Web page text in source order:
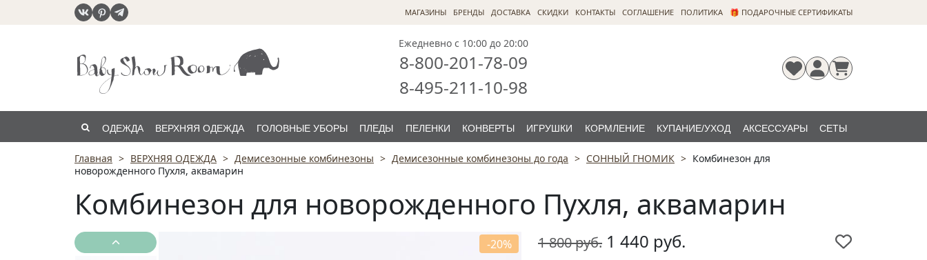
МАГАЗИНЫ БРЕНДЫ ДОСТАВКА СКИДКИ КОНТАКТЫ CОГЛАШЕНИЕ ПОЛИТИКА 🎁 ПОДАРОЧНЫЕ СЕРТИФИКАТЫ
Ежедневно с 10:00 до 20:00
8-800-201-78-09
8-495-211-10-98
ОДЕЖДА ВЕРХНЯЯ ОДЕЖДА ГОЛОВНЫЕ УБОРЫ ПЛЕДЫ ПЕЛЕНКИ КОНВЕРТЫ ИГРУШКИ КОРМЛЕНИЕ КУПАНИЕ/УХОД АКСЕССУАРЫ СЕТЫ
РАСПРОДАЖА
Главная ВЕРХНЯЯ ОДЕЖДА Демисезонные комбинезоны Демисезонные комбинезоны до года СОННЫЙ ГНОМИК
Комбинезон для
новорожденного Пухля, аквамарин
Комбинезон для новорожденного Пухля, аквамарин
-20% 1 800руб. 1 440 руб.